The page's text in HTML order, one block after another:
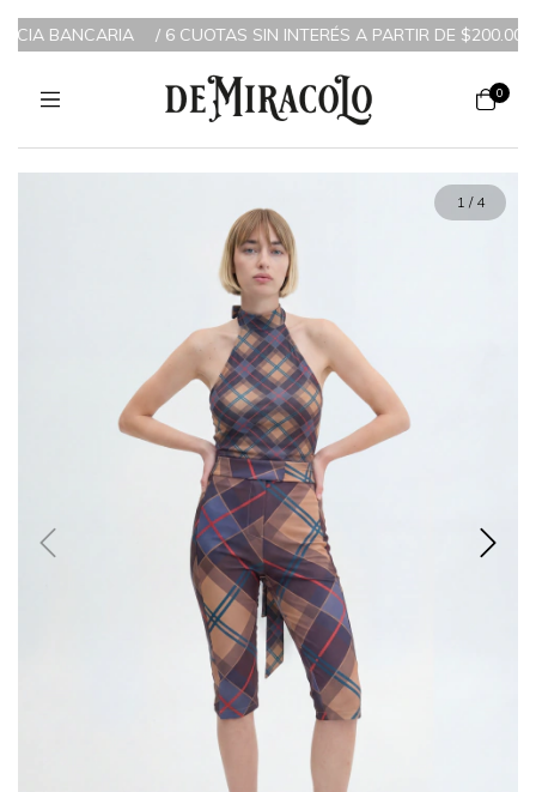
BANCARIA / 6 CUOTAS SIN INTERÉS A PARTIR DE $200.000
0
1 / 4